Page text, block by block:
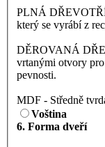
PLNÁ
který se vyrábí z
DĚROVANÁ
vrtanými otvory
pevnosti.
MDF - Středně
Voština
6. Forma dveří